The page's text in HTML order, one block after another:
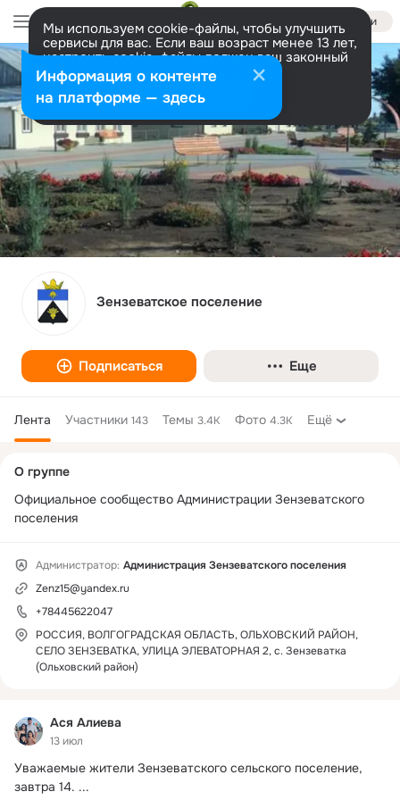
Войти
Мы используем cookie-файлы, чтобы улучшить
сервисы для вас. Если ваш возраст менее 13 лет,
настроить cookie-файлы должен ваш законный
представитель. Больше информации
Разрешить все Настроить
Зензеватское поселение
Подписаться Еще
Лента Участники 143 Темы 3.4K Фото 4.3K Ещё
Ася Алиева
13 июл
Уважаемые жители Зензеватского сельского поселение,
завтра 14. ...
колонка
О группе
Официальное сообщество Администрации Зензеватского
поселения
Администратор: Администрация Зензеватского поселения
Zenz15@yandex.ru
+78445622047
РОССИЯ, ВОЛГОГРАДСКАЯ ОБЛАСТЬ, ОЛЬХОВСКИЙ РАЙОН,
СЕЛО ЗЕНЗЕВАТКА, УЛИЦА ЭЛЕВАТОРНАЯ 2, с. Зензеватка
(Ольховский район)
Информация о контенте
на платформе — здесь